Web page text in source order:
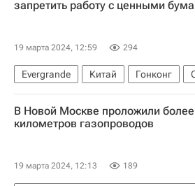
запретить работу с ценными
19 марта 2024, 12:59 294
Evergrande Китай Гонконг
Девелоперы
Строительство
В Новой Москве проложили
километров газопроводов
19 марта 2024, 12:13 189